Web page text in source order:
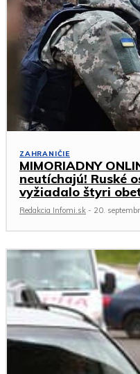
ZAHRANIČIE
MIMORIADNY
neutíchajú! Ruské
vyžiadalo štyri
Redakcia Infomi.sk - 20.